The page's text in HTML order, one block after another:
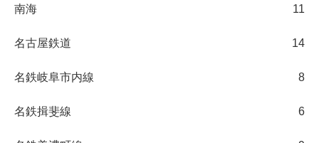
南海 11
名古屋鉄道 14
名鉄岐阜市内線 8
名鉄揖斐線 6